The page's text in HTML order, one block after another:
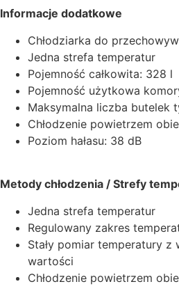
Informacje dodatkowe
Chłodziarka do
Jedna strefa temperatur
Pojemność całkowita: 328 l
Pojemność użytkowa
Maksymalna liczba butelek
Chłodzenie powietrzem
Poziom hałasu: 38 dB
Metody chłodzenia / Strefy
Jedna strefa temperatur
Regulowany zakres
Stały pomiar temperatury z
wartości
Chłodzenie powietrzem